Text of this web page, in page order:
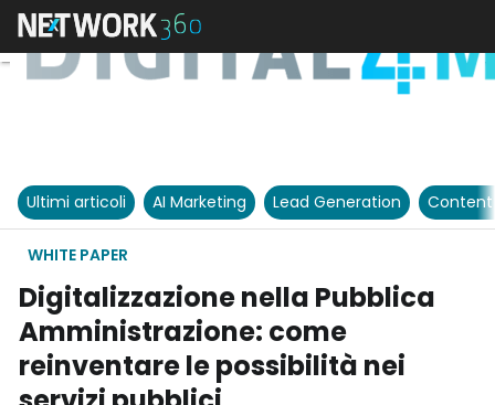
Ultimi articoli AI Marketing Lead Generation
WHITE PAPER
Digitalizzazione nella Pubblica
Amministrazione: come
reinventare le possibilità nei